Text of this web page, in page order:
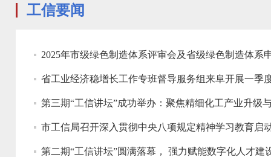
工信要闻
2025年市级绿色制造体系评审会及省级绿色制造体系
省工业经济稳增长工作专班督导服务组来阜开展一季
第三期“工信讲坛”成功举办：聚焦精细化工产业升级
市工信局召开深入贯彻中央八项规定精神学习教育启
第二期“工信讲坛”圆满落幕， 强力赋能数字化人才建